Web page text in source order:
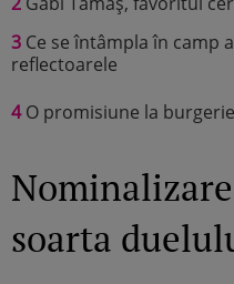
3 Ce se întâmpla în camp
reflectoarele
4O promisiune la
soarta